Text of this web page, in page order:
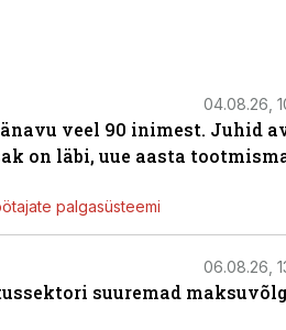
04.08.26,
veel 90 inimest. Juhid
on läbi, uue aasta
palgasüsteemi
06.08.26,
suuremad